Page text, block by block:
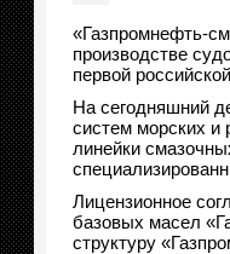
«Газпромнефть-
производстве
первой
На сегодняшний
систем морских и
линейки
Лицензионное
базовых масел
структуру